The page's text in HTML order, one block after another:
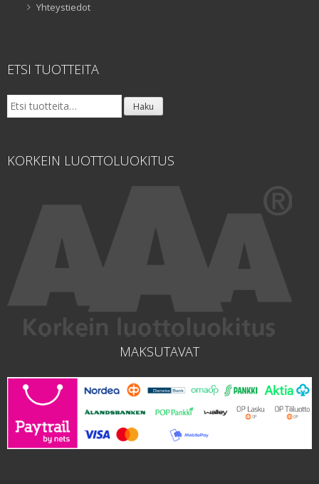
Yhteystiedot
ETSI TUOTTEITA
Etsi: Haku
KORKEIN LUOTTOLUOKITUS
MAKSUTAVAT